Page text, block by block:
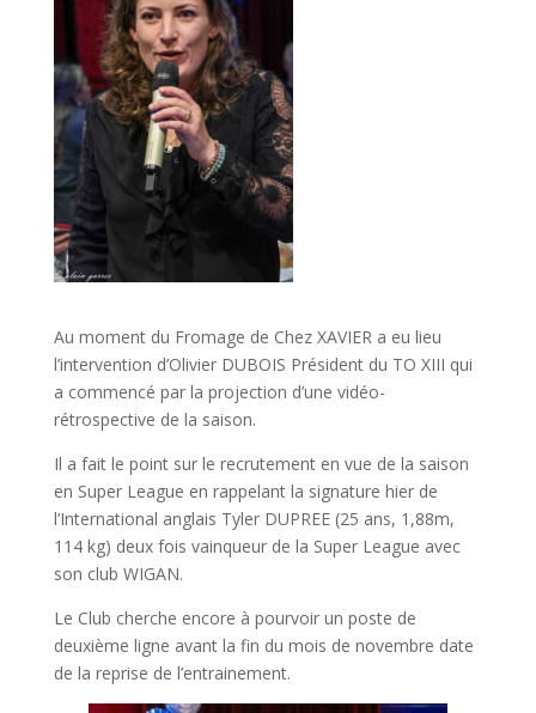
Au moment du Fromage de Chez XAVIER a eu lieu
l’intervention d’Olivier DUBOIS Président du TO XIII qui
a commencé par la projection d’une vidéo-
rétrospective de la saison.
Il a fait le point sur le recrutement en vue de la saison
en Super League en rappelant la signature hier de
l’International anglais Tyler DUPREE (25 ans, 1,88m,
114 kg) deux fois vainqueur de la Super League avec
son club WIGAN.
Le Club cherche encore à pourvoir un poste de
deuxième ligne avant la fin du mois de novembre date
de la reprise de l’entrainement.